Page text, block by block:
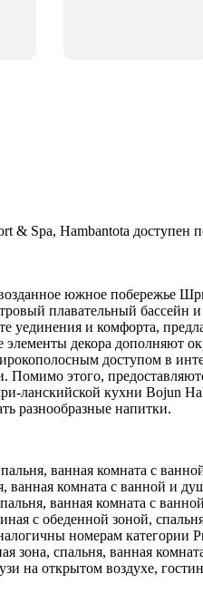
& Spa, Hambantota доступен
южное побережье
плавательный бассейн
уединения и комфорта,
элементы декора дополняют
доступом в
Помимо этого,
ланскийской кухни Bojun
разнообразные напитки.
ванная комната с
ванная комната с ванной и
ванная комната с
с обеденной зоной,
номерам категории
зона, спальня, ванная
на открытом воздухе,